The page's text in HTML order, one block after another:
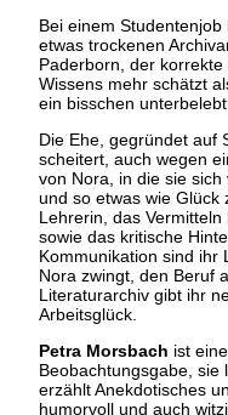
Bei einem
etwas trockenen
Paderborn, der
Wissens mehr schätzt
ein bisschen
Die Ehe, gegründet auf
scheitert, auch wegen
von Nora, in die sie
und so etwas wie Glück
Lehrerin, das
sowie das kritische
Kommunikation sind ihr
Nora zwingt, den Beruf
Literaturarchiv gibt ihr
Arbeitsglück.
Petra Morsbach ist
Beobachtungsgabe, sie
erzählt Anekdotisches
humorvoll und auch